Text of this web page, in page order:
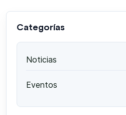
Categorías
Noticias
Eventos